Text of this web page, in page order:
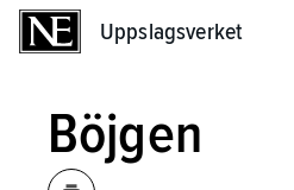
Uppslagsverket
Böjgen